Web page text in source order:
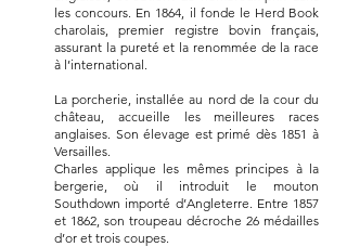
les concours. En 1864, il fonde le Herd Book
charolais, premier registre bovin français,
assurant la pureté et la renommée de la race
à l’international.
La porcherie, installée au nord de la cour du
château, accueille les meilleures races
anglaises. Son élevage est primé dès 1851 à
Versailles.
Charles applique les mêmes principes à la
bergerie, où il introduit le mouton
Southdown importé d’Angleterre. Entre 1857
et 1862, son troupeau décroche 26 médailles
d’or et trois coupes.